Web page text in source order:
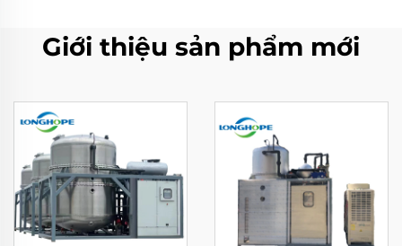
Giới thiệu sản phẩm mới